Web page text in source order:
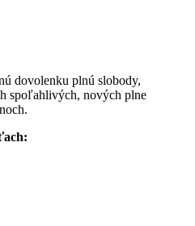
dovolenku plnú slobody,
spoľahlivých, nových plne